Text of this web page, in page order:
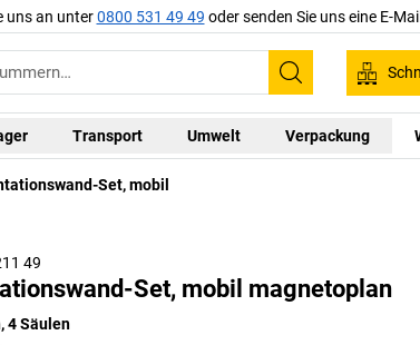
uns an unter0800 531 49 49 oder senden Sie uns eine E-
Suchen
Transport Umwelt Verpackung
Set, mobil
49
Set, mobil magnetoplan
4 Säulen